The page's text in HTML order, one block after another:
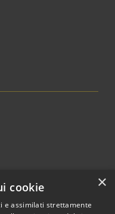
×
cookie
e assimilati strettamente